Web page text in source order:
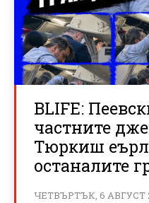
BLIFE:
частните
Тюркиш
останалите
ЧЕТВЪРТЪК, 6 АВГУСТ